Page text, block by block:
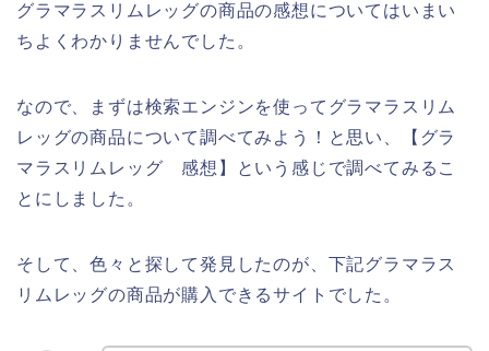
グラマラスリムレッグの商品の感想についてはいまい
ちよくわかりませんでした。
なので、まずは検索エンジンを使ってグラマラスリム
レッグの商品について調べてみよう！と思い、【グラ
マラスリムレッグ 感想】という感じで調べてみるこ
とにしました。
そして、色々と探して発見したのが、下記グラマラス
リムレッグの商品が購入できるサイトでした。